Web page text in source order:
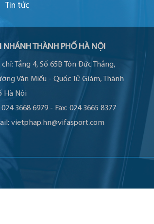
Tin tức
NHÁNH THÀNH PHỐ HÀ NỘI
Tầng 4, Số 65B Tôn Đức Thắng,
Văn Miếu - Quốc Tử Giám, Thành
Hà Nội
024 3668 6979- Fax: 024 3665 8377
vietphap.hn@vifasport.com